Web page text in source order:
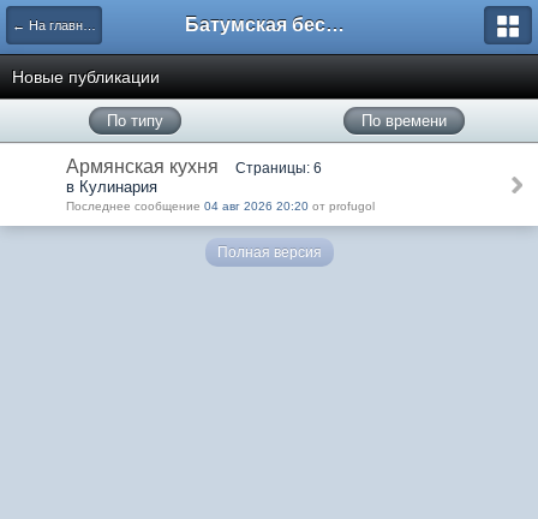
← На главную Батумская беседка
Новые публикации
По типу По времени
Армянская кухня Страницы: 6
в Кулинария
Последнее сообщение 04 авг 2026 20:20 от profugol
Полная версия